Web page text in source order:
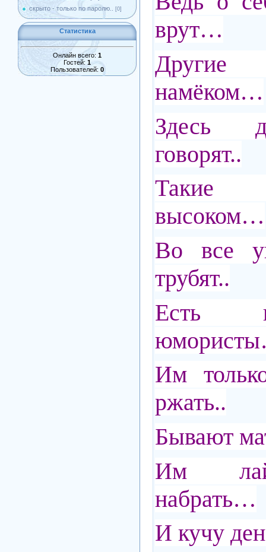
скрыто - только по паролю.. [0]
Статистика
Онлайн всего: 1
Гостей: 1
Пользователей: 0
врут…
Другие
намёком…
Здесь
говорят..
высоком…
Во все
трубят..
Есть
Им
ржать..
Бывают
Им
набрать…
И кучу